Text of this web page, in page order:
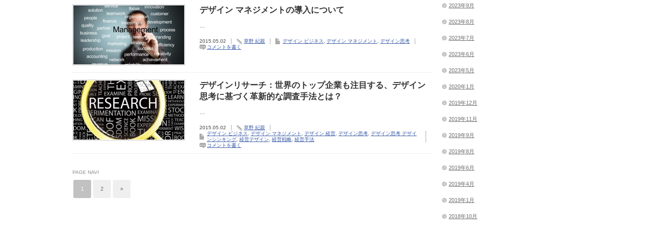
デザイン マネジメントの導入について
2015.05.02 草野 紀親 デザイン ビジネス デザイン マネジメント
デザイン思考
コメントを書く
デザインリサーチ：世界のトップ企業も注目する、デザイン
思考に基づく革新的な調査手法とは？
2015.05.02
草野 紀親
デザイン ビジネス
デザイン マネジメント デザイン 経営 デザイン思考 デザイン思考 デザイ
ンシンキング 経営デザイン 経営戦略 経営手法
コメントを書く
PAGE NAVI
1 2 »
2023年9月
2023年8月
2023年7月
2023年6月
2023年5月
2020年1月
2019年12月
2019年11月
2019年9月
2019年8月
2019年6月
2019年4月
2019年1月
2018年10月